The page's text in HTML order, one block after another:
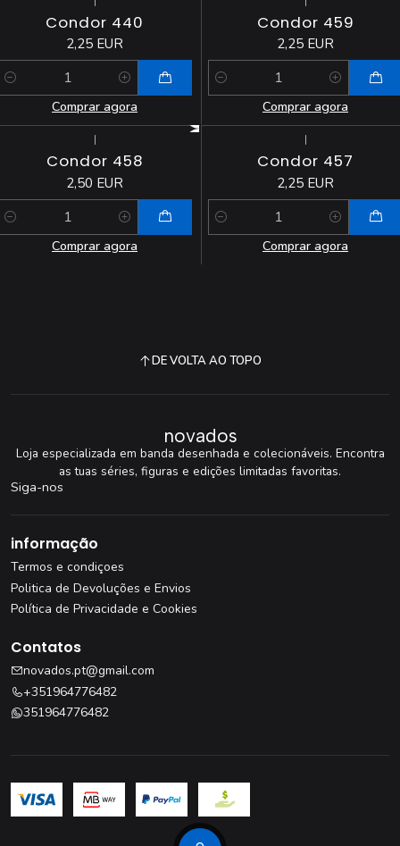
Condor 440
2,25 EUR
Comprar agora
Condor 459
2,25 EUR
Quantidade
Comprar agora
|
Condor 458
2,50 EUR
Comprar agora
|
Condor 457
2,25 EUR
Quantidade
Comprar agora
DE VOLTA AO TOPO
novados
Loja especializada em banda desenhada e colecionáveis. Encontra
as tuas séries, figuras e edições limitadas favoritas.
Siga-nos
informação
Termos e condiçoes
Politica de Devoluções e Envios
Política de Privacidade e Cookies
Contatos
novados.pt@gmail.com
+351964776482
351964776482